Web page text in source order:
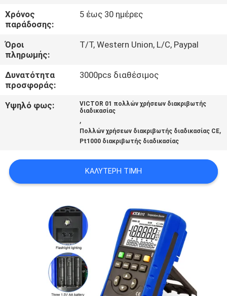
ΕΙΔΉΣΕΙΣ
ΠΕΡΙΠΤΏΣΕΙΣ
SITEMAP
Χρόνος
παράδοσης:
5 έως 30 ημέρες
Όροι
πληρωμής:
T/T, Western Union, L/C, Paypal
Δυνατότητα
προσφοράς:
3000pcs διαθέσιμος
Υψηλό φως:
VICTOR 01 πολλών χρήσεων διακριβωτής
διαδικασίας
,
Πολλών χρήσεων διακριβωτής διαδικασίας CE,
Pt1000 διακριβωτής διαδικασίας
ΚΑΛΎΤΕΡΗ ΤΙΜΉ